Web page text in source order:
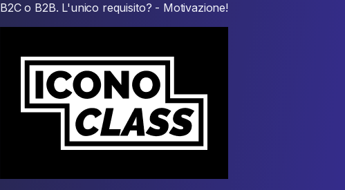
B2C o B2B. L'unico requisito? - Motivazione!